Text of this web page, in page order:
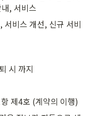
, 서비스
서비스 개선, 신규 서비
시 까지
제4호 (계약의 이행)